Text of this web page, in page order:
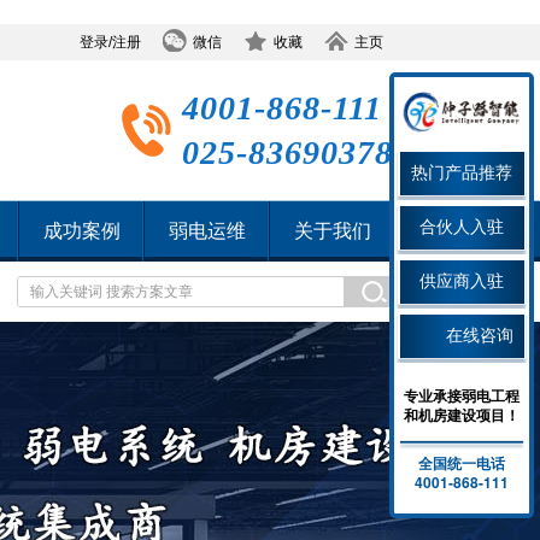
登录/注册 微信 收藏 主页
4001-868-111
025-83690378
成功案例 弱电运维 关于我们
热门产品推荐
合伙人入驻
供应商入驻
在线咨询
专业承接弱电工程
和机房建设项目！
全国统一电话
4001-868-111